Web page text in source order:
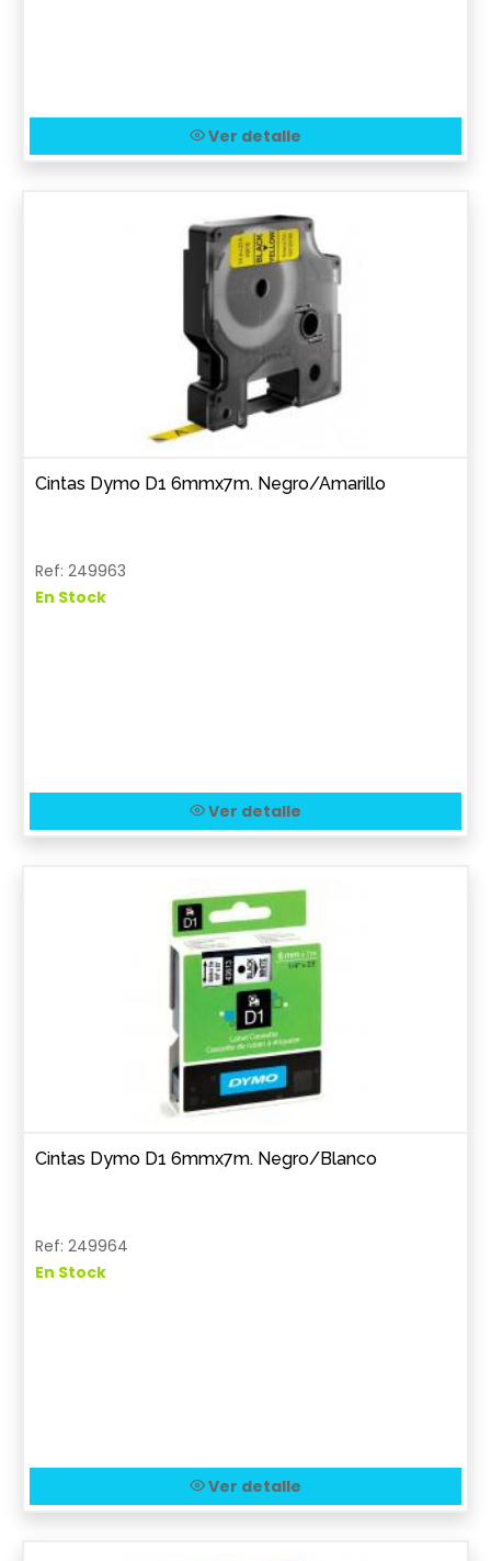
Ver detalle
Cintas Dymo D1 6mmx7m. Negro/Amarillo
Ref: 249963
En Stock
Ver detalle
Cintas Dymo D1 6mmx7m. Negro/Blanco
Ref: 249964
En Stock
Ver detalle